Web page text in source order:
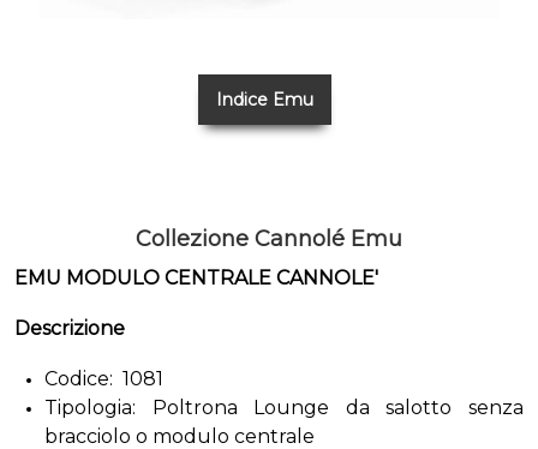
Indice Emu
Collezione Cannolé Emu
EMU MODULO CENTRALE CANNOLE'
Descrizione
Codice: 1081
Tipologia: Poltrona Lounge da salotto senza
bracciolo o modulo centrale